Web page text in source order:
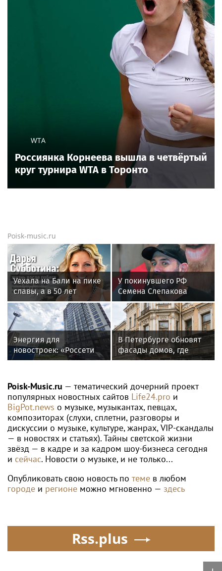
Новости со строительства второго этапа
Новости тенниса
WTA
Россиянка Корнеева вышла в четвёртый
круг турнира WTA в Торонто